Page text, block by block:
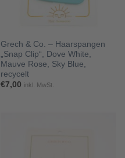
Grech & Co. – Haarspangen
„Snap Clip“, Dove White,
Mauve Rose, Sky Blue,
recycelt
€7,00 inkl. MwSt.